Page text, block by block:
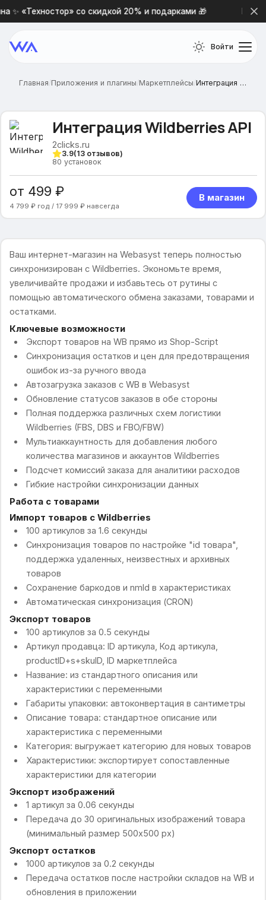
«Техностор» со скидкой 20% и подарками 🎁 Новая
Войти
Главная/Приложения и плагины/Маркетплейсы/ Интеграция Wildberries API
Интеграция Wildberries API
2clicks.ru
3.9(13отзывов)
80 установок
от 499 ₽
4 799 ₽ год / 17 999 ₽ навсегда
В магазин
Ваш интернет-магазин на Webasyst теперь полностью
синхронизирован с Wildberries. Экономьте время,
увеличивайте продажи и избавьтесь от рутины с
помощью автоматического обмена заказами, товарами и
остатками.
Ключевые возможности
Экспорт товаров на WB прямо из Shop-Script
Синхронизация остатков и цен для предотвращения
ошибок из-за ручного ввода
Автозагрузка заказов с WB в Webasyst
Обновление статусов заказов в обе стороны
Полная поддержка различных схем логистики
Wildberries (FBS, DBS и FBO/FBW)
Мультиаккаунтность для добавления любого
количества магазинов и аккаунтов Wildberries
Подсчет комиссий заказа для аналитики расходов
Гибкие настройки синхронизации данных
Работа с товарами
Импорт товаров с Wildberries
100 артикулов за 1.6 секунды
Синхронизация товаров по настройке "id товара",
поддержка удаленных, неизвестных и архивных
товаров
Сохранение баркодов и nmId в характеристиках
Автоматическая синхронизация (CRON)
Экспорт товаров
100 артикулов за 0.5 секунды
Артикул продавца: ID артикула, Код артикула,
productID+s+skuID, ID маркетплейса
Название: из стандартного описания или
характеристики с переменными
Габариты упаковки: автоконвертация в сантиметры
Описание товара: стандартное описание или
характеристика с переменными
Категория: выгружает категорию для новых товаров
Характеристики: экспортирует сопоставленные
характеристики для категории
Экспорт изображений
1 артикул за 0.06 секунды
Передача до 30 оригинальных изображений товара
(минимальный размер 500x500 px)
Экспорт остатков
1000 артикулов за 0.2 секунды
Передача остатков после настройки складов на WB и
обновления в приложении